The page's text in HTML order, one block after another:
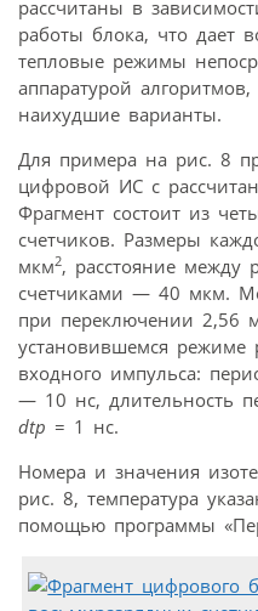
рассчитаны в
работы блока, что дает
тепловые режимы
аппаратурой
наихудшие варианты.
Для примера на рис. 8
цифровой ИС с
Фрагмент состоит из
счетчиков. Размеры
мкм2, расстояние между
счетчиками — 40 мкм.
при переключении 2,56
установившемся
входного импульса:
— 10 нс, длительность
dtp = 1 нс.
Номера и значения
рис. 8, температура
помощью программы